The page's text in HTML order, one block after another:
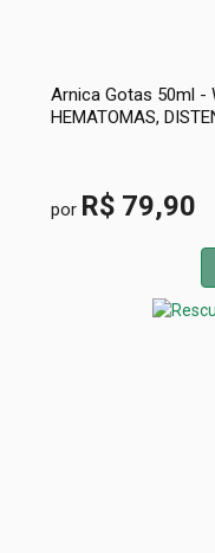
Arnica Gotas 50ml -
HEMATOMAS,
por R$ 79,90